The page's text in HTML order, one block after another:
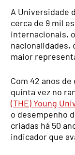
A Universidade
cerca de 9 mil
internacionais,
nacionalidades,
maior
Com 42 anos
quinta vez no
(THE) Young
o desempenho
criadas há 50
indicador que